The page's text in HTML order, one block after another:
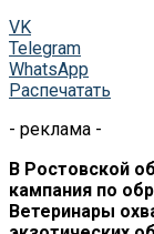
VK
Telegram
WhatsApp
Распечатать
- реклама -
В Ростовской
кампания по
Ветеринары